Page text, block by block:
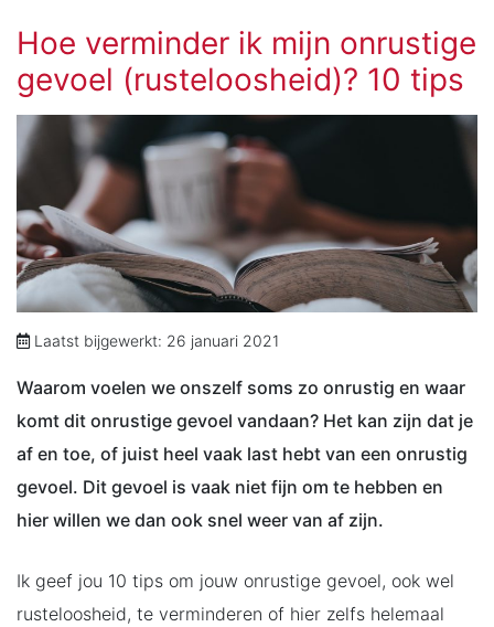
Hoe verminder ik mijn onrustige
gevoel (rusteloosheid)? 10 tips
Laatst bijgewerkt: 26 januari 2021
Waarom voelen we onszelf soms zo onrustig en waar
komt dit onrustige gevoel vandaan? Het kan zijn dat je
af en toe, of juist heel vaak last hebt van een onrustig
gevoel. Dit gevoel is vaak niet fijn om te hebben en
hier willen we dan ook snel weer van af zijn.
Ik geef jou 10 tips om jouw onrustige gevoel, ook wel
rusteloosheid, te verminderen of hier zelfs helemaal